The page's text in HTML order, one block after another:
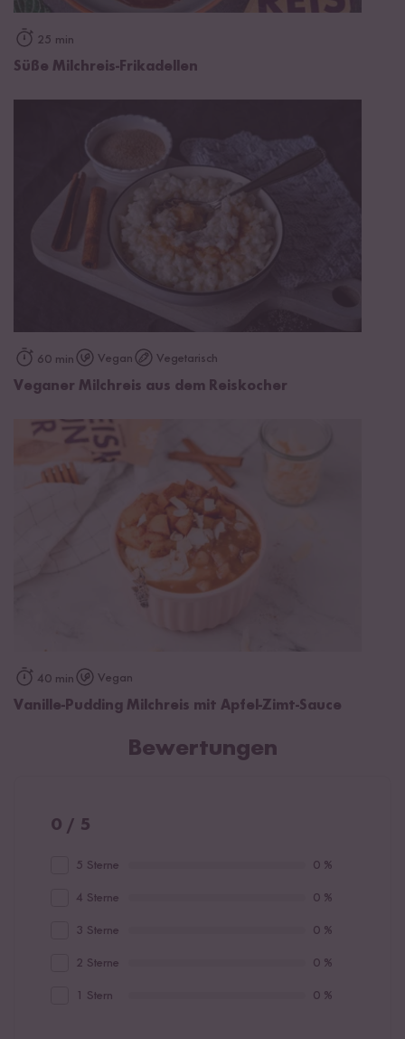
25 min
Süße Milchreis-Frikadellen
60 min Vegan Vegetarisch
Veganer Milchreis aus dem Reiskocher
40 min Vegan
Vanille-Pudding Milchreis mit Apfel-Zimt-Sauce
Bewertungen
0 / 5
5 Sterne 0 %
4 Sterne 0 %
3 Sterne 0 %
2 Sterne 0 %
1 Stern 0 %